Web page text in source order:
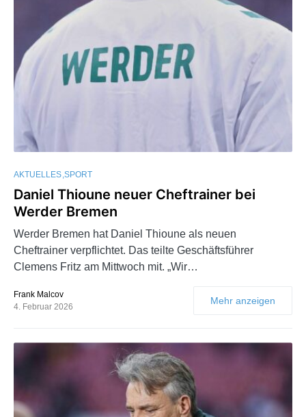
AKTUELLES SPORT
Daniel Thioune neuer Cheftrainer bei
Werder Bremen
Werder Bremen hat Daniel Thioune als neuen
Cheftrainer verpflichtet. Das teilte Geschäftsführer
Clemens Fritz am Mittwoch mit. „Wir…
Frank Malcov
4. Februar 2026
Mehr anzeigen